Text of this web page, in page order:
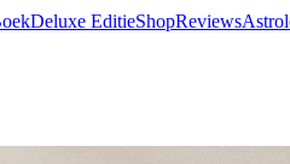
Deluxe EditieShopReviews